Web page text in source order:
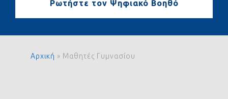
Ρωτήστε τον Ψηφιακό Βοηθό
Αρχική » Μαθητές Γυμνασίου